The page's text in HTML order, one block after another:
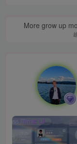
More grow up